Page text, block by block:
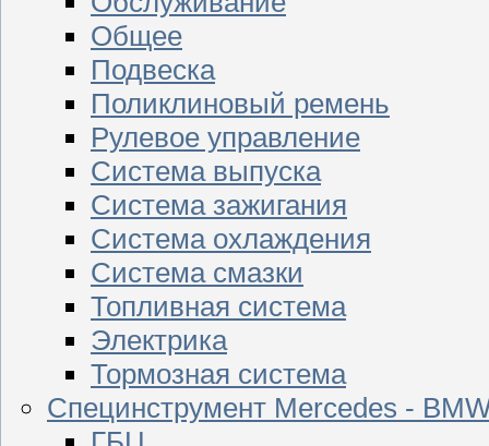
Общее
Подвеска
Поликлиновый ремень
Рулевое управление
Система выпуска
Система зажигания
Система охлаждения
Система смазки
Топливная система
Электрика
Тормозная система
Специнструмент Mercedes -